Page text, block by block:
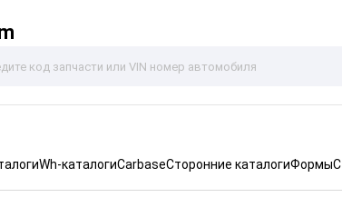
Wh-каталогиCarbaseСторонние каталогиФормы